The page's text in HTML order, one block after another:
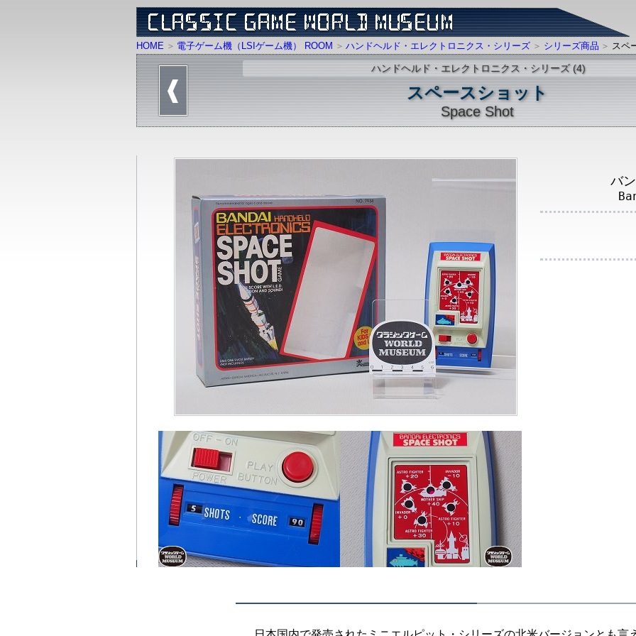
HOME 電子ゲーム機（LSIゲーム機） ROOM ハンドヘルド・エレクトロニクス・シリーズ シリーズ商品 スペ
ハンドヘルド・エレクトロニクス・シリーズ (4)
スペースショット
Space Shot
バ